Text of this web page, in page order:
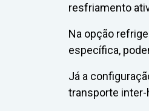
resfriamento
Na opção
específica,
Já a
transporte